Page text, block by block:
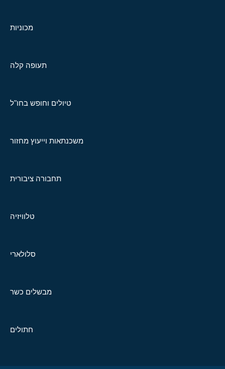
מכוניות
תעופה קלה
טיולים וחופש בחו"ל
משכנתאות וייעוץ מחזור
תחבורה ציבורית
טלוויזיה
סלולארי
מבשלים כשר
חתולים